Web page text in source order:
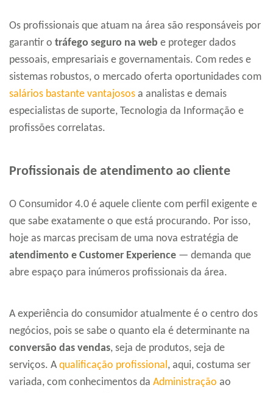
Os profissionais que atuam na área são responsáveis por
garantir o tráfego seguro na web e proteger dados
pessoais, empresariais e governamentais. Com redes e
sistemas robustos, o mercado oferta oportunidades com
salários bastante vantajosos a analistas e demais
especialistas de suporte, Tecnologia da Informação e
profissões correlatas.
Profissionais de atendimento ao cliente
O Consumidor 4.0 é aquele cliente com perfil exigente e
que sabe exatamente o que está procurando. Por isso,
hoje as marcas precisam de uma nova estratégia de
atendimento e Customer Experience — demanda que
abre espaço para inúmeros profissionais da área.
A experiência do consumidor atualmente é o centro dos
negócios, pois se sabe o quanto ela é determinante na
conversão das vendas, seja de produtos, seja de
serviços. Aqualificação profissional, aqui, costuma ser
variada, com conhecimentos da Administração ao